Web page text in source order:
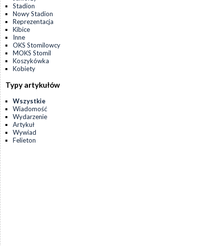
Stadion
Nowy Stadion
Reprezentacja
Kibice
Inne
OKS Stomilowcy
MOKS Stomil
Koszykówka
Kobiety
Typy artykułów
Wszystkie
Wiadomość
Wydarzenie
Artykuł
Wywiad
Felieton